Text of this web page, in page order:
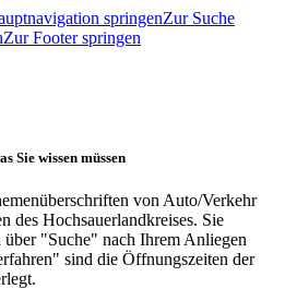
springenZur Suche
Zur Footer springen
Sie wissen müssen
von Auto/Verkehr
des Hochsauerlandkreises. Sie
"Suche" nach Ihrem Anliegen
sind die Öffnungszeiten der